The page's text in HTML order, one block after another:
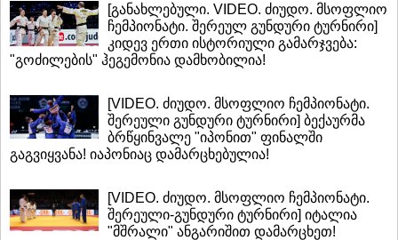
[განახლებული. VIDEO. ძიუდო. მსოფლიო
ჩემპიონატი. შერეულ გუნდური ტურნირი]
კიდევ ერთი ისტორიული გამარჯვება:
"გოძილების" ჰეგემონია დამხობილია!
[VIDEO. ძიუდო. მსოფლიო ჩემპიონატი.
შერეული გუნდური ტურნირი] ბექაურმა
ბრწყინვალე "იპონით" ფინალში
გაგვიყვანა! იაპონიაც დამარცხებულია!
[VIDEO. ძიუდო. მსოფლიო ჩემპიონატი.
შერეული-გუნდური ტურნირი] იტალია
"მშრალი" ანგარიშით დამარცხეთ!